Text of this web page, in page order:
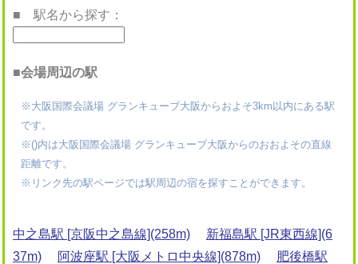
■ 駅名から探す：
■会場周辺の駅
※大阪国際会議場 グランキューブ大阪からおよそ3km以内にある駅
です。
※()内は大阪国際会議場 グランキューブ大阪からのおおよその直線
距離です。
※リンク先の駅ページでは駅周辺の宿を探すことができます。
中之島駅 [京阪中之島線](258m)
新福島駅 [JR東西線](6
37m)
阿波座駅 [大阪メトロ中央線](878m)
肥後橋駅